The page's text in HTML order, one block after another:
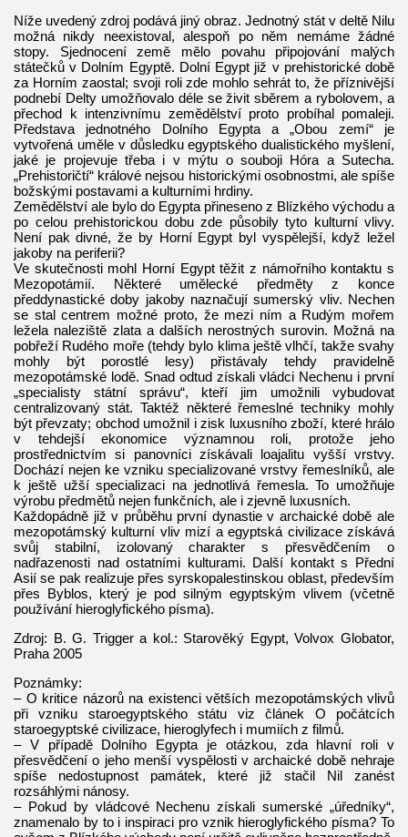
Níže uvedený zdroj podává jiný obraz. Jednotný stát v deltě Nilu
možná nikdy neexistoval, alespoň po něm nemáme žádné
stopy. Sjednocení země mělo povahu připojování malých
státečků v Dolním Egyptě. Dolní Egypt již v prehistorické době
za Horním zaostal; svoji roli zde mohlo sehrát to, že příznivější
podnebí Delty umožňovalo déle se živit sběrem a rybolovem, a
přechod k intenzivnímu zemědělství proto probíhal pomaleji.
Představa jednotného Dolního Egypta a „Obou zemí“ je
vytvořená uměle v důsledku egyptského dualistického myšlení,
jaké je projevuje třeba i v mýtu o souboji Hóra a Sutecha.
„Prehistoričtí“ králové nejsou historickými osobnostmi, ale spíše
božskými postavami a kulturními hrdiny.
Zemědělství ale bylo do Egypta přineseno z Blízkého východu a
po celou prehistorickou dobu zde působily tyto kulturní vlivy.
Není pak divné, že by Horní Egypt byl vyspělejší, když ležel
jakoby na periferii?
Ve skutečnosti mohl Horní Egypt těžit z námořního kontaktu s
Mezopotámií. Některé umělecké předměty z konce
předdynastické doby jakoby naznačují sumerský vliv. Nechen
se stal centrem možné proto, že mezi ním a Rudým mořem
ležela naleziště zlata a dalších nerostných surovin. Možná na
pobřeží Rudého moře (tehdy bylo klima ještě vlhčí, takže svahy
mohly být porostlé lesy) přistávaly tehdy pravidelně
mezopotámské lodě. Snad odtud získali vládci Nechenu i první
„specialisty státní správu“, kteří jim umožnili vybudovat
centralizovaný stát. Taktéž některé řemeslné techniky mohly
být převzaty; obchod umožnil i zisk luxusního zboží, které hrálo
v tehdejší ekonomice významnou roli, protože jeho
prostřednictvím si panovníci získávali loajalitu vyšší vrstvy.
Dochází nejen ke vzniku specializované vrstvy řemeslníků, ale
k ještě užší specializaci na jednotlivá řemesla. To umožňuje
výrobu předmětů nejen funkčních, ale i zjevně luxusních.
Každopádně již v průběhu první dynastie v archaické době ale
mezopotámský kulturní vliv mizí a egyptská civilizace získává
svůj stabilní, izolovaný charakter s přesvědčením o
nadřazenosti nad ostatními kulturami. Další kontakt s Přední
Asií se pak realizuje přes syrskopalestinskou oblast, především
přes Byblos, který je pod silným egyptským vlivem (včetně
používání hieroglyfického písma).
Zdroj: B. G. Trigger a kol.: Starověký Egypt, Volvox Globator,
Praha 2005
Poznámky:
– O kritice názorů na existenci větších mezopotámských vlivů
při vzniku staroegyptského státu viz článek O počátcích
staroegyptské civilizace, hieroglyfech i mumiích z filmů.
– V případě Dolního Egypta je otázkou, zda hlavní roli v
přesvědčení o jeho menší vyspělosti v archaické době nehraje
spíše nedostupnost památek, které již stačil Nil zanést
rozsáhlými nánosy.
– Pokud by vládcové Nechenu získali sumerské „úředníky“,
znamenalo by to i inspiraci pro vznik hieroglyfického písma? To